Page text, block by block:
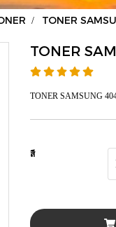
TONER
TONER
TONER SAMSUNG
สี